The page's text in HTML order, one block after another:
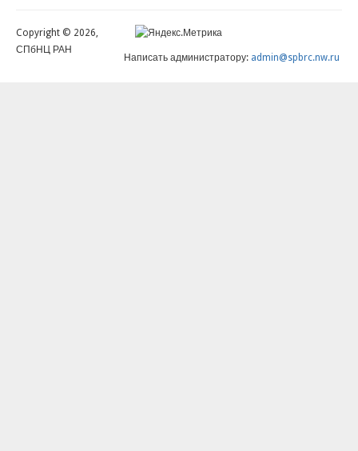
Copyright © 2026,
СПбНЦ РАН
Написать администратору: admin@spbrc.nw.ru